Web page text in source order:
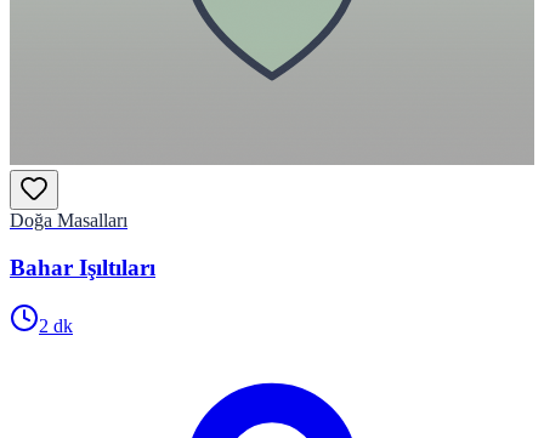
Doğa Masalları
Bahar Işıltıları
2 dk